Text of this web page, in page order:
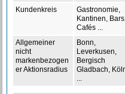
Kundenkreis
Gastronomie,
Kantinen,
Cafés ...
Allgemeiner
nicht
markenbezogen
er Aktionsradius
Bonn,
Leverkusen,
Bergisch
Gladbach,
...